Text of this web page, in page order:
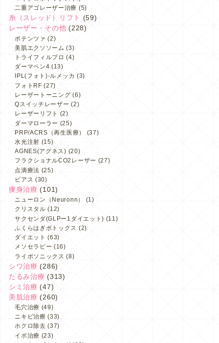
二重アゴレーザー治療 (5)
糸（スレッド）リフト
(59)
レーザー・その他 (228)
ポテンツァ (2)
美肌エクソソーム (3)
トライフィルプロ (4)
ダーマペン4 (13)
IPL(フォト)-ルメッカ (3)
フォトRF (27)
レーザートーニング (6)
Qスイッチレーザー (2)
レーザーリフト (2)
ダーマローラー (25)
PRP/ACRS（再生医療）
(37)
水光注射 (15)
AGNES(アグネス) (20)
フラクショナルCO2レーザー (27)
点滴療法 (25)
ピアス (30)
痩身治療 (101)
ニューロン（Neuronn）
(1)
クリスタル (12)
サクセンダ(GLPー1ダイエット) (11)
ふくらはぎボトックス (2)
ダイエット (63)
メソセラピー (16)
ライポソニックス (8)
シワ治療 (286)
たるみ治療 (313)
シミ治療 (47)
美肌治療 (260)
毛穴治療 (49)
ニキビ治療 (33)
ホクロ除去 (37)
イボ治療 (23)